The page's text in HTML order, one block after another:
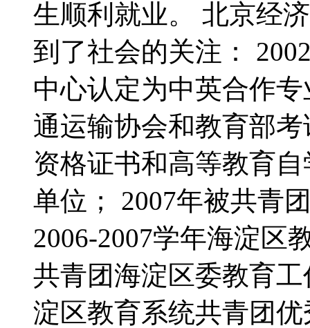
生顺利就业。 北京经
到了社会的关注：
中心认定为中英合作
通运输协会和教育部
资格证书和高等教育
单位； 2007年被共青
2006-2007学年海淀区
共青团海淀区委教育
淀区教育系统共青团